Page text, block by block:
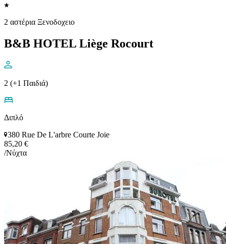
2 αστέρια Ξενοδοχειο
B&B HOTEL Liège Rocourt
2 (+1 Παιδιά)
Διπλό
380 Rue De L'arbre Courte Joie
85,20 €
/Νύχτα